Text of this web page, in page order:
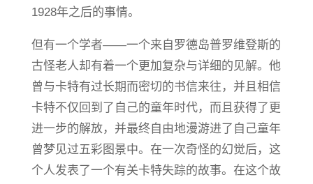
1928年之后的事情。
但有一个学者——一个来自罗德岛普罗维登斯的
古怪老人却有着一个更加复杂与详细的见解。他
曾与卡特有过长期而密切的书信来往，并且相信
卡特不仅回到了自己的童年时代，而且获得了更
进一步的解放，并最终自由地漫游进了自己童年
曾梦见过五彩图景中。在一次奇怪的幻觉后，这
个人发表了一个有关卡特失踪的故事。在这个故